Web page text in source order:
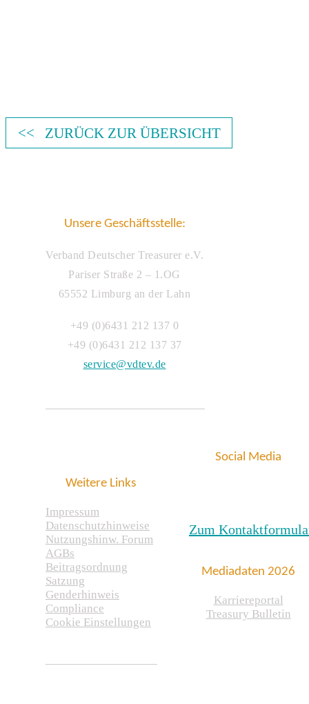
<< ZURÜCK ZUR ÜBERSICHT
Unsere Geschäftsstelle:
Verband Deutscher Treasurer e.V.
Pariser Straße 2 – 1.OG
65552 Limburg an der Lahn
+49 (0)6431 212 137 0
+49 (0)6431 212 137 37
service@vdtev.de
Weitere Links
Impressum
Datenschutzhinweise
Nutzungshinw. Forum
AGBs
Beitragsordnung
Satzung
Genderhinweis
Compliance
Cookie Einstellungen
Social Media
Zum
Mediadaten 2026
Karriereportal
Treasury Bulletin